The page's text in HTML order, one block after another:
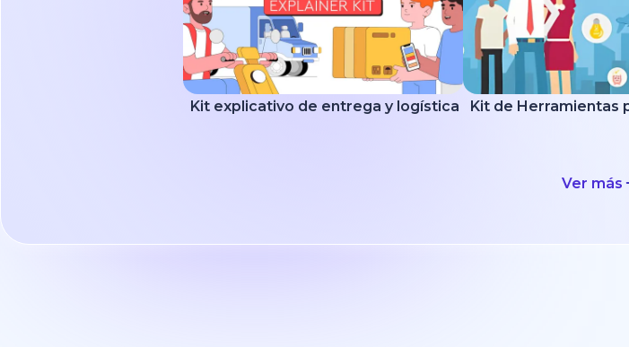
Kit explicativo de entrega y logística
Ver más